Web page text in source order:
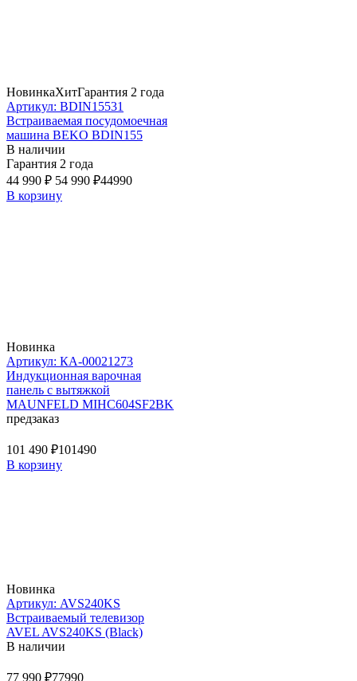
НовинкаХитГарантия 2 года
Артикул: BDIN15531
Встраиваемая посудомоечная
машина BEKO BDIN155
В наличии
Гарантия 2 года
44 990 ₽ 54 990 ₽44990
В корзину
Новинка
Артикул: КА-00021273
Индукционная варочная
панель с вытяжкой
MAUNFELD MIHC604SF2BK
предзаказ
101 490 ₽101490
В корзину
Новинка
Артикул: AVS240KS
Встраиваемый телевизор
AVEL AVS240KS (Black)
В наличии
77 990 ₽77990